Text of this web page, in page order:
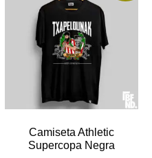
Camiseta Athletic
Supercopa Negra